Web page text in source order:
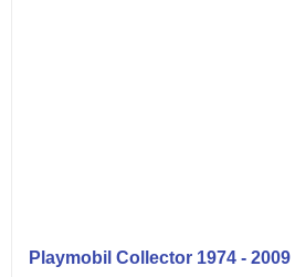
Playmobil Collector 1974 - 2009